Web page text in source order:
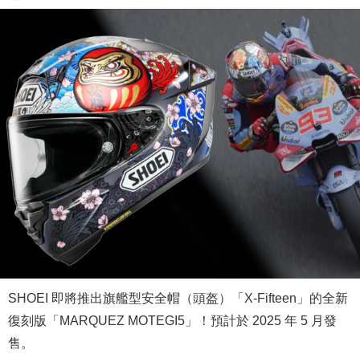
SHOEI 即將推出旗艦型安全帽（頭盔）「X-Fifteen」的全新
復刻版「MARQUEZ MOTEGI5」！預計於 2025 年 5 月發
售。